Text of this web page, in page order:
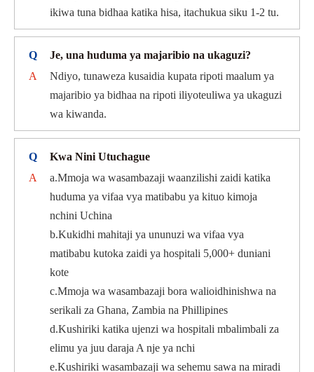
ikiwa tuna bidhaa katika hisa, itachukua siku 1-2 tu.
Q
Je, una huduma ya majaribio na ukaguzi?
A
Ndiyo, tunaweza kusaidia kupata ripoti maalum ya
majaribio ya bidhaa na ripoti iliyoteuliwa ya ukaguzi
wa kiwanda.
Q
Kwa Nini Utuchague
A
a.Mmoja wa wasambazaji waanzilishi zaidi katika
huduma ya vifaa vya matibabu ya kituo kimoja
nchini Uchina
b.Kukidhi mahitaji ya ununuzi wa vifaa vya
matibabu kutoka zaidi ya hospitali 5,000+ duniani
kote
c.Mmoja wa wasambazaji bora walioidhinishwa na
serikali za Ghana, Zambia na Phillipines
d.Kushiriki katika ujenzi wa hospitali mbalimbali za
elimu ya juu daraja A nje ya nchi
e.Kushiriki wasambazaji wa sehemu sawa na miradi